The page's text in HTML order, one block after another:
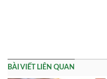
BÀI VIẾT LIÊN QUAN